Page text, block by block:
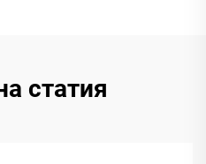
статия